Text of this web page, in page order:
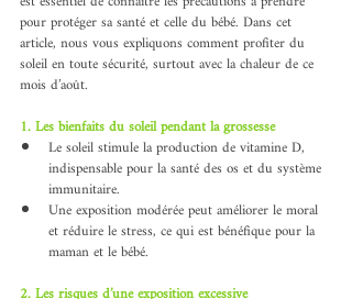
pour protéger sa santé et celle du bébé. Dans cet
article, nous vous expliquons comment profiter du
soleil en toute sécurité, surtout avec la chaleur de ce
mois d’août.
1. Les bienfaits du soleil pendant la grossesse
Le soleil stimule la production de vitamine D,
indispensable pour la santé des os et du système
immunitaire.
Une exposition modérée peut améliorer le moral
et réduire le stress, ce qui est bénéfique pour la
maman et le bébé.